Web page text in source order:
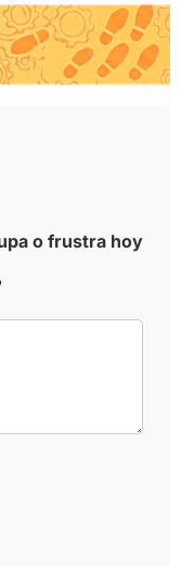
o frustra hoy